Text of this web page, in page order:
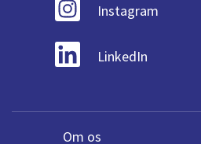
Instagram
LinkedIn
Om os